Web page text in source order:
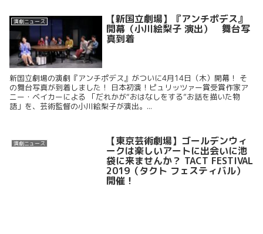
演劇ニュース 【新国立劇場】『アンチポデス』
開幕（小川絵梨子 演出） 舞台写
真到着
新国立劇場の演劇『アンチポデス』がついに4月14日（木）開幕！ そ
の舞台写真が到着しました！ 日本初演！ピュリッツァー賞受賞作家ア
ニー・ベイカーによる 「だれかが“おはなしをする”お話を描いた物
語」を、芸術監督の小川絵梨子が演出。...
演劇ニュース 【東京芸術劇場】ゴールデンウィ
ークは楽しいアートに出会いに池
袋に来ませんか？ TACT FESTIVAL
2019（タクト フェスティバル）
開催！